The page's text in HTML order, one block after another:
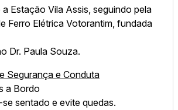
Estação Vila Assis, seguindo pela
Ferro Elétrica Votorantim, fundada
Dr. Paula Souza.
Segurança e Conduta
a Bordo
sentado e evite quedas.